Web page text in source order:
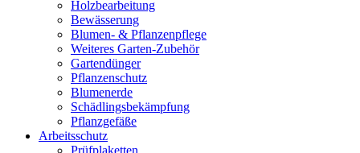
Holzbearbeitung
Bewässerung
Blumen- & Pflanzenpflege
Weiteres Garten-Zubehör
Gartendünger
Pflanzenschutz
Blumenerde
Schädlingsbekämpfung
Pflanzgefäße
Arbeitsschutz
Prüfplaketten